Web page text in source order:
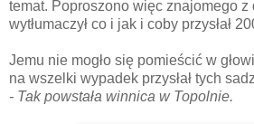
temat. Poproszono więc znajomego
wytłumaczył co i jak i coby przysłał
Jemu nie mogło się pomieścić w
na wszelki wypadek przysłał tych
- Tak powstała winnica w Topolnie.